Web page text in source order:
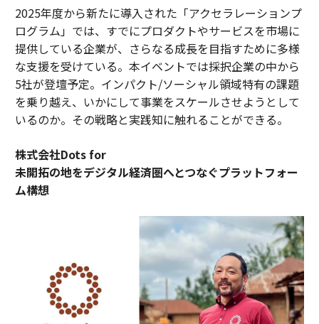
2025年度から新たに導入された「アクセラレーションプ
ログラム」では、すでにプロダクトやサービスを市場に
提供している企業が、さらなる成長を目指すために多様
な支援を受けている。本イベントでは採択企業の中から
5社が登壇予定。インパクト/ソーシャル領域特有の課題
を乗り越え、いかにして事業をスケールさせようとして
いるのか。その戦略と実践知に触れることができる。
株式会社Dots for
未開拓の地をデジタル経済圏へとつなぐプラットフォー
ム構想